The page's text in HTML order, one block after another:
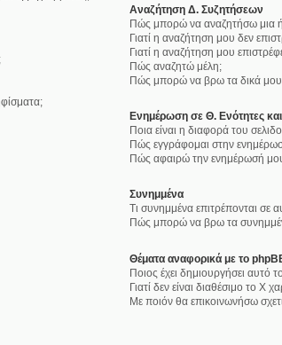
Αναζήτηση Δ. Συζητήσεων
Πώς μπορώ να αναζητήσω μια ή
Γιατί η αναζήτηση μου δεν
Γιατί η αναζήτηση μου
Πώς αναζητώ μέλη;
Πώς μπορώ να βρω τα δικά μου
Ενημέρωση σε Θ. Ενότητες και
Ποια είναι η διαφορά του
Πώς εγγράφομαι στην
Πώς αφαιρώ την ενημέρωσή
Συνημμένα
Τι συνημμένα επιτρέπονται σε
Πώς μπορώ να βρω τα
Θέματα αναφορικά με το
Ποιος έχει δημιουργήσει αυτό
Γιατί δεν είναι διαθέσιμο το Χ
Με ποιόν θα επικοινωνήσω